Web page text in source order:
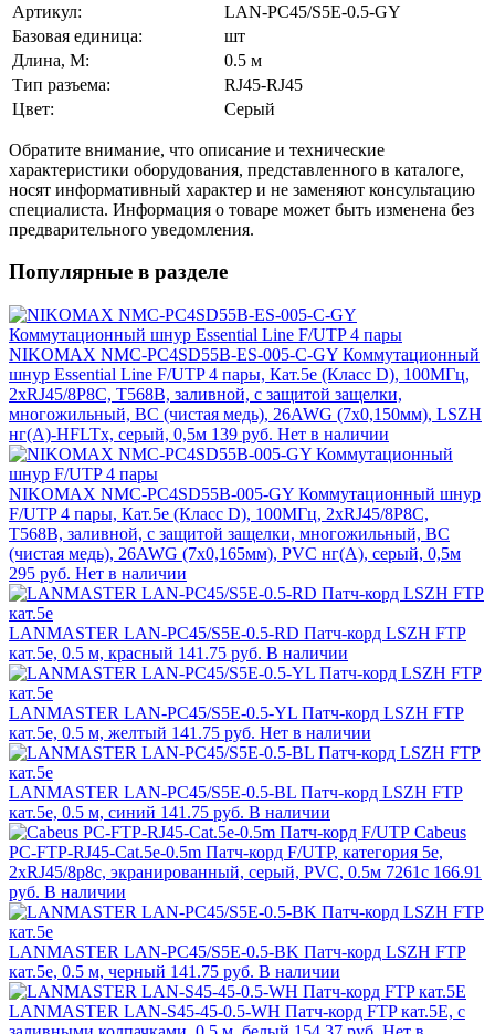
Артикул:
LAN-PC45/S5E-0.5-GY
Базовая единица:
шт
Длина, М:
0.5 м
Тип разъема:
RJ45-RJ45
Цвет:
Серый
Обратите внимание, что описание и технические
характеристики оборудования, представленного в каталоге,
носят информативный характер и не заменяют консультацию
специалиста. Информация о товаре может быть изменена без
предварительного уведомления.
Популярные в разделе
NIKOMAX NMC-PC4SD55B-ES-005-C-GY Коммутационный
шнур Essential Line F/UTP 4 пары, Кат.5е (Класс D), 100МГц,
2хRJ45/8P8C, T568B, заливной, с защитой защелки,
многожильный, BC (чистая медь), 26AWG (7x0,150мм), LSZH
нг(А)-HFLTx, серый, 0,5м 139 руб. Нет в наличии
NIKOMAX NMC-PC4SD55B-005-GY Коммутационный шнур
F/UTP 4 пары, Кат.5е (Класс D), 100МГц, 2хRJ45/8P8C,
T568B, заливной, с защитой защелки, многожильный, BC
(чистая медь), 26AWG (7х0,165мм), PVC нг(А), серый, 0,5м
295 руб. Нет в наличии
LANMASTER LAN-PC45/S5E-0.5-RD Патч-корд LSZH FTP
кат.5e, 0.5 м, красный 141.75 руб. В наличии
LANMASTER LAN-PC45/S5E-0.5-YL Патч-корд LSZH FTP
кат.5e, 0.5 м, желтый 141.75 руб. Нет в наличии
LANMASTER LAN-PC45/S5E-0.5-BL Патч-корд LSZH FTP
кат.5e, 0.5 м, синий 141.75 руб. В наличии
Cabeus
PC-FTP-RJ45-Cat.5e-0.5m Патч-корд F/UTP, категория 5е,
2xRJ45/8p8c, экранированный, серый, PVC, 0.5м 7261c 166.91
руб. В наличии
LANMASTER LAN-PC45/S5E-0.5-BK Патч-корд LSZH FTP
кат.5e, 0.5 м, черный 141.75 руб. В наличии
LANMASTER LAN-S45-45-0.5-WH Патч-корд FTP кат.5Е, с